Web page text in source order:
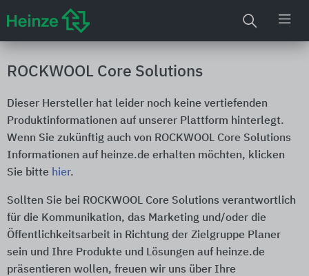
ROCKWOOL Core Solutions
Dieser Hersteller hat leider noch keine vertiefenden
Produktinformationen auf unserer Plattform hinterlegt.
Wenn Sie zukünftig auch von ROCKWOOL Core Solutions
Informationen auf heinze.de erhalten möchten, klicken
Sie bitte hier.
Sollten Sie bei ROCKWOOL Core Solutions verantwortlich
für die Kommunikation, das Marketing und/oder die
Öffentlichkeitsarbeit in Richtung der Zielgruppe Planer
sein und Ihre Produkte und Lösungen auf heinze.de
präsentieren wollen, freuen wir uns über Ihre